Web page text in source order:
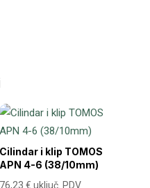
Cilindar i klip TOMOS
APN 4-6 (38/10mm)
76,23€ uključ. PDV